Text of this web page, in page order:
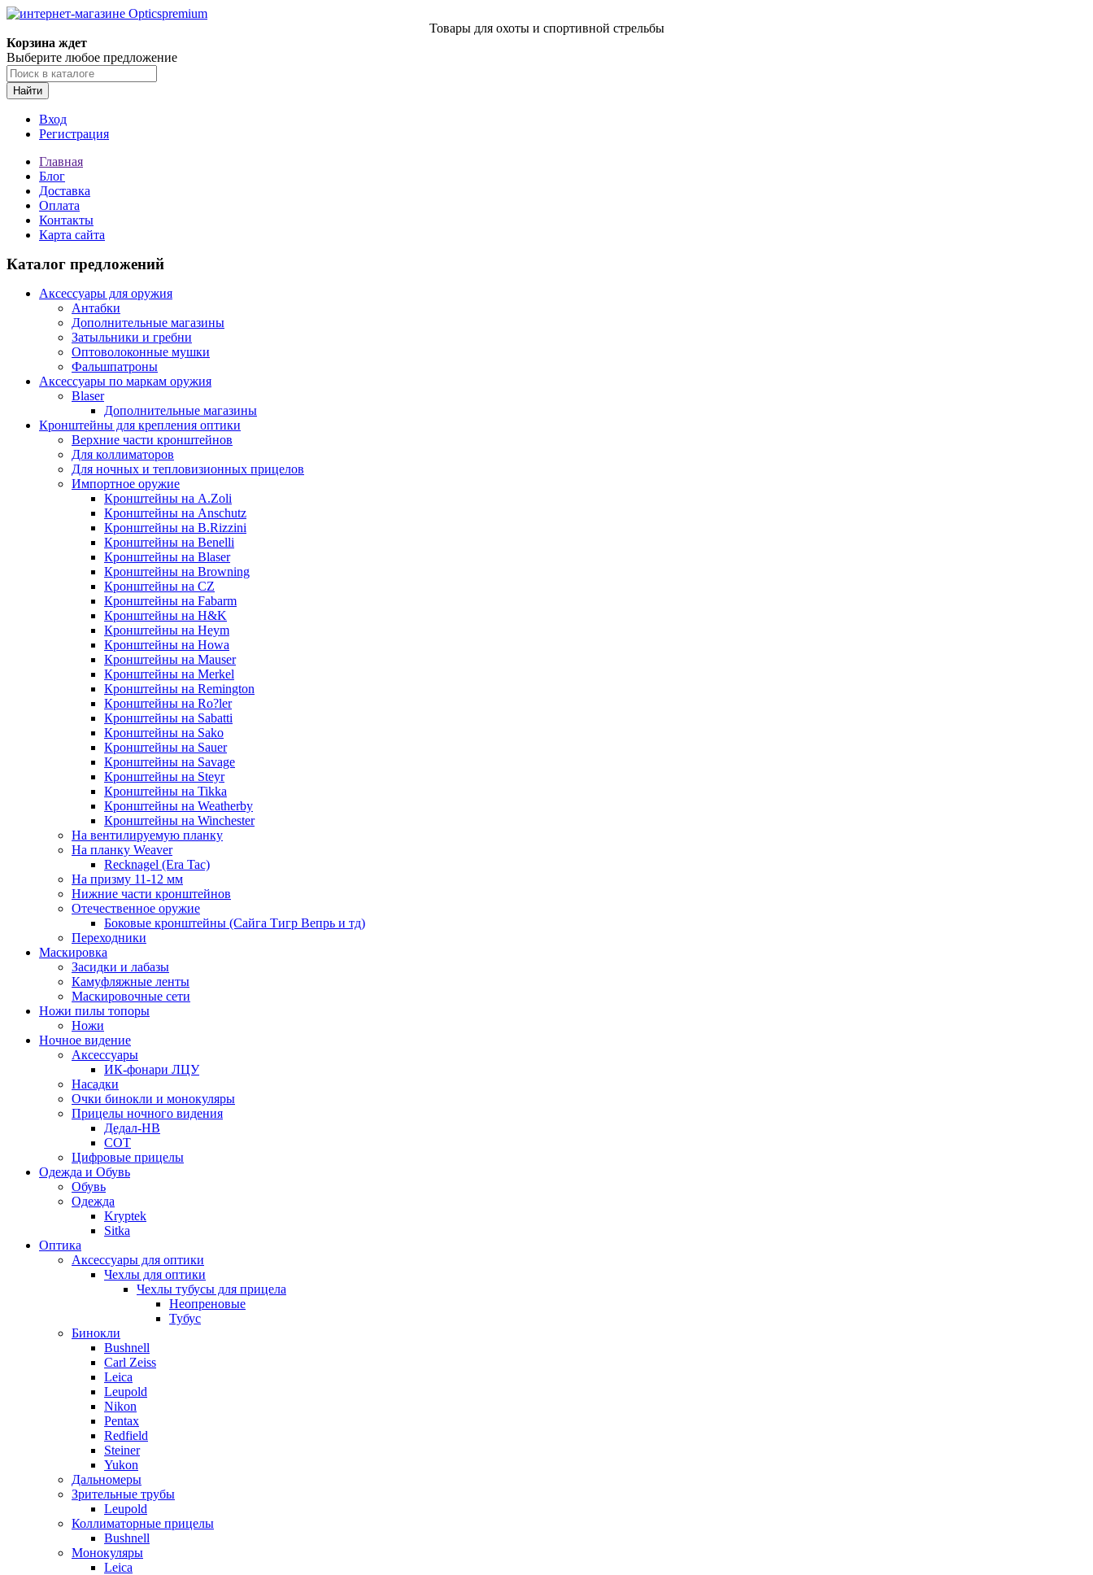
Товары для охоты и спортивной стрельбы
Корзина ждет
Выберите любое предложение
Найти
Вход
Регистрация
Главная
Блог
Доставка
Оплата
Контакты
Карта сайта
Каталог предложений
Аксессуары для оружия
Антабки
Дополнительные магазины
Затыльники и гребни
Оптоволоконные мушки
Фальшпатроны
Аксессуары по маркам оружия
Blaser
Дополнительные магазины
Кронштейны для крепления оптики
Верхние части кронштейнов
Для коллиматоров
Для ночных и тепловизионных прицелов
Импортное оружие
Кронштейны на A.Zoli
Кронштейны на Anschutz
Кронштейны на B.Rizzini
Кронштейны на Benelli
Кронштейны на Blaser
Кронштейны на Browning
Кронштейны на CZ
Кронштейны на Fabarm
Кронштейны на H&K
Кронштейны на Heym
Кронштейны на Howa
Кронштейны на Mauser
Кронштейны на Merkel
Кронштейны на Remington
Кронштейны на Ro?ler
Кронштейны на Sabatti
Кронштейны на Sako
Кронштейны на Sauer
Кронштейны на Savage
Кронштейны на Steyr
Кронштейны на Tikka
Кронштейны на Weatherby
Кронштейны на Winchester
На вентилируемую планку
На планку Weaver
Recknagel (Era Tac)
На призму 11-12 мм
Нижние части кронштейнов
Отечественное оружие
Боковые кронштейны (Сайга Тигр Вепрь и тд)
Переходники
Маскировка
Засидки и лабазы
Камуфляжные ленты
Маскировочные сети
Ножи пилы топоры
Ножи
Ночное видение
Аксессуары
ИК-фонари ЛЦУ
Насадки
Очки бинокли и монокуляры
Прицелы ночного видения
Дедал-НВ
СОТ
Цифровые прицелы
Одежда и Обувь
Обувь
Одежда
Kryptek
Sitka
Оптика
Аксессуары для оптики
Чехлы для оптики
Чехлы тубусы для прицела
Неопреновые
Тубус
Бинокли
Bushnell
Carl Zeiss
Leica
Leupold
Nikon
Pentax
Redfield
Steiner
Yukon
Дальномеры
Зрительные трубы
Leupold
Коллиматорные прицелы
Bushnell
Монокуляры
Leica